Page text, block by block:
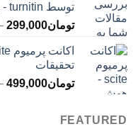
توسط turnitin - بررسی میزان هوش مصنوعی مقاله
تومان299,000
تحقیقات
تومان499,000
FEATURED